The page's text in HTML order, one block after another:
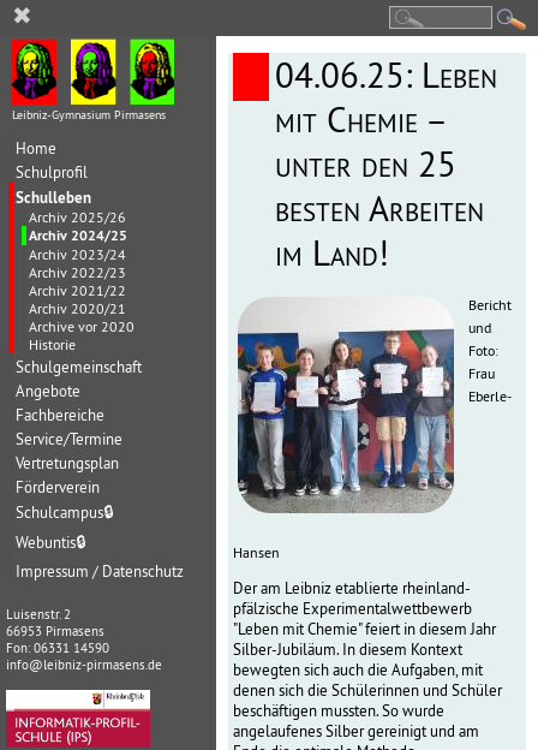
Leibniz-Gymnasium Pirmasens
Home
Schulprofil
Schulleben
Archiv 2025/26
Archiv 2024/25
Archiv 2023/24
Archiv 2022/23
Archiv 2021/22
Archiv 2020/21
Archive vor 2020
Historie
Schulgemeinschaft
Angebote
Fachbereiche
Service/Termine
Vertretungsplan
Förderverein
Schulcampus🔒
Webuntis🔒
Impressum / Datenschutz
Luisenstr. 2
66953 Pirmasens
Fon: 06331 14590
info@leibniz-pirmasens.de
04.06.25: Leben
mit Chemie –
unter den 25
besten Arbeiten
im Land!
Bericht
und
Foto:
Frau
Eberle-
Hansen
Der am Leibniz etablierte rheinland-
pfälzische Experimentalwettbewerb
"Leben mit Chemie" feiert in diesem Jahr
Silber-Jubiläum. In diesem Kontext
bewegten sich auch die Aufgaben, mit
denen sich die Schülerinnen und Schüler
beschäftigen mussten. So wurde
angelaufenes Silber gereinigt und am
✖